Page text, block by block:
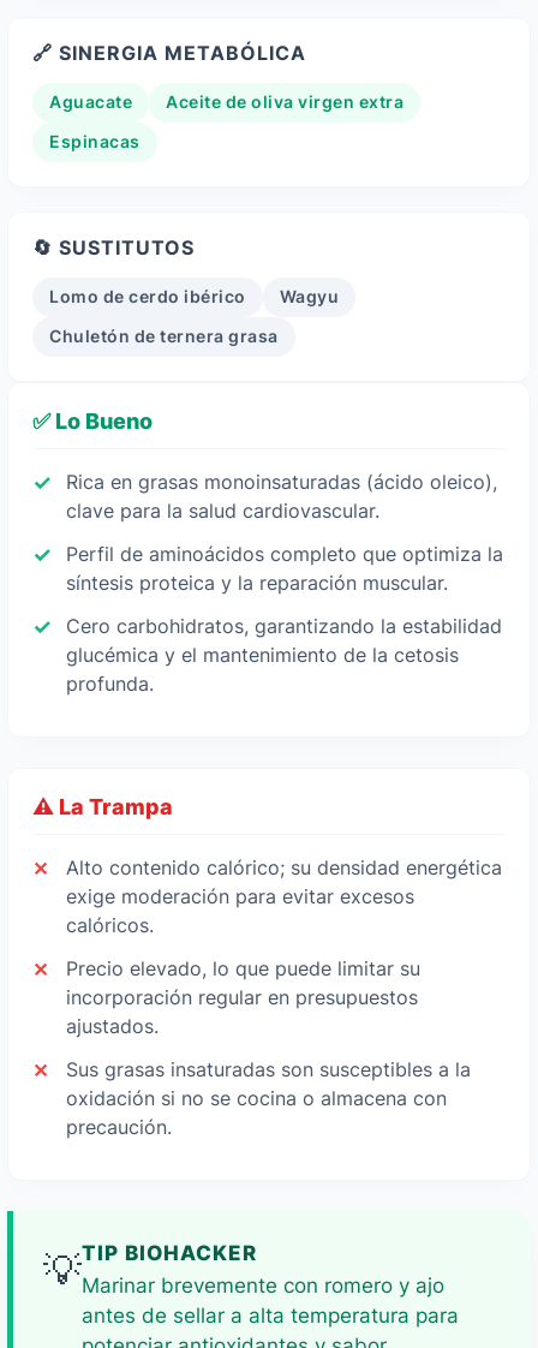
🔗 SINERGIA METABÓLICA
Aguacate Aceite de oliva virgen extra
Espinacas
🔄 SUSTITUTOS
Lomo de cerdo ibérico Wagyu
Chuletón de ternera grasa
✅ Lo Bueno
Rica en grasas monoinsaturadas (ácido oleico),
clave para la salud cardiovascular.
Perfil de aminoácidos completo que optimiza la
síntesis proteica y la reparación muscular.
Cero carbohidratos, garantizando la estabilidad
glucémica y el mantenimiento de la cetosis
profunda.
⚠️ La Trampa
Alto contenido calórico; su densidad energética
exige moderación para evitar excesos
calóricos.
Precio elevado, lo que puede limitar su
incorporación regular en presupuestos
ajustados.
Sus grasas insaturadas son susceptibles a la
oxidación si no se cocina o almacena con
precaución.
💡TIP BIOHACKER
Marinar brevemente con romero y ajo
antes de sellar a alta temperatura para